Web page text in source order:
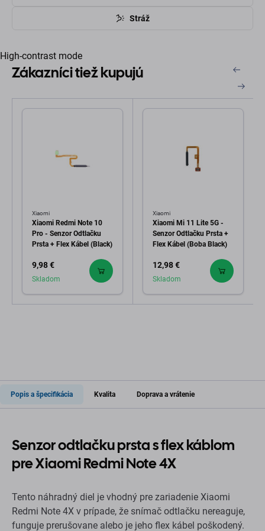
Stráž
High-contrast mode
Zákazníci tiež kupujú
Xiaomi
Xiaomi Redmi Note 10
Pro - Senzor Odtlačku
Prsta + Flex Kábel (Black)
9,98 €
Skladom
Xiaomi
Xiaomi Mi 11 Lite 5G -
Senzor Odtlačku Prsta +
Flex Kábel (Boba Black)
12,98 €
Skladom
Popis a špecifikácia Kvalita Doprava a vrátenie
Senzor odtlačku prsta s flex káblom
pre Xiaomi Redmi Note 4X
Tento náhradný diel je vhodný pre zariadenie Xiaomi
Redmi Note 4X v prípade, že snímač odtlačku nereaguje,
funguje prerušovane alebo je jeho flex kábel poškodený.